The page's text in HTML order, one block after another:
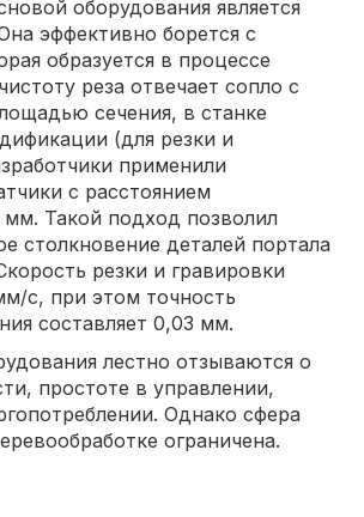
оборудования является
эффективно борется с
образуется в процессе
реза отвечает сопло с
сечения, в станке
(для резки и
применили
с расстоянием
мм. Такой подход позволил
столкновение деталей портала
резки и гравировки
с, при этом точность
составляет 0,03 мм.
лестно отзываются о
простоте в управлении,
Однако сфера
ограничена.